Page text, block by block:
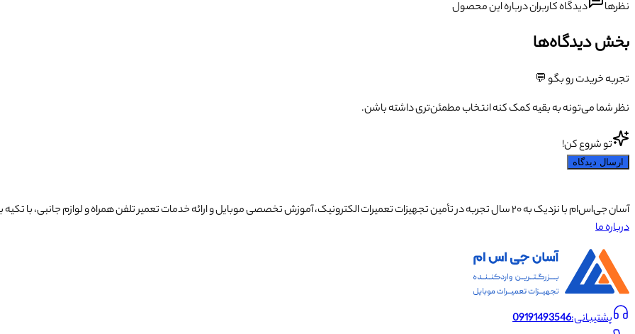
نظرها دیدگاه کاربران درباره این محصول
بخش دیدگاه‌ها
تجربه خریدت رو بگو 💬
نظر شما می‌تونه به بقیه کمک کنه انتخاب مطمئن‌تری داشته باشن.
تو شروع کن!
ارسال دیدگاه
آسان جی‌اس‌ام با نزدیک به ۲۰ سال تجربه در تأمین تجهیزات تعمیرات الکترونیک، آموزش تخصصی موبایل و ارائه خدمات تعمیر تلفن همراه و لوازم جانبی، با تکیه بر تیمی حرفه‌ای، رضایت و اعتماد مشتریان را اولویت اصلی خود قرار داده است.
درباره ما
پشتیبانی:09191493546